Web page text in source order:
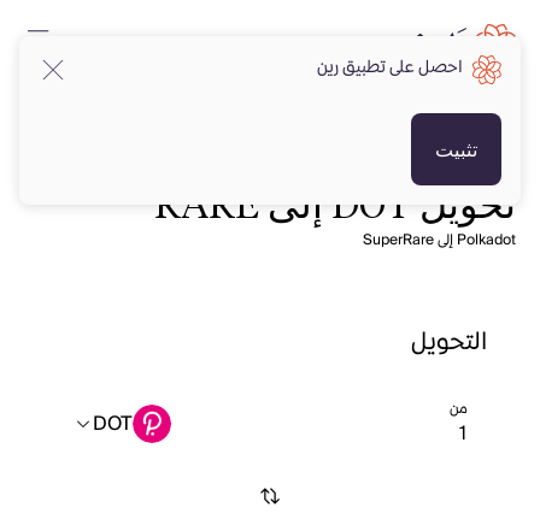
تحويل DOT إلى RARE
Polkadot إلى SuperRare
التحويل
من DOT
احصل على تطبيق رين
تثبيت